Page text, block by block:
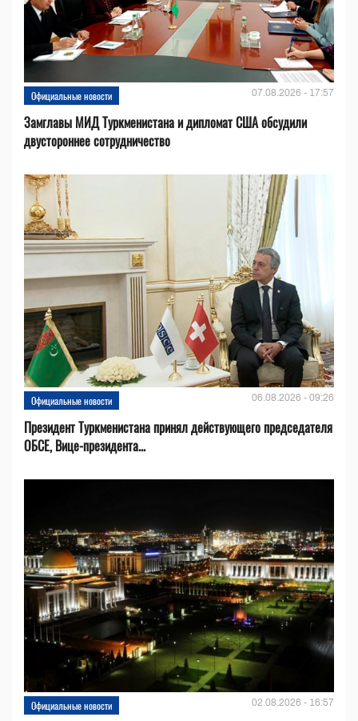
Официальные новости 07.08.2026 - 17:57
Замглавы МИД Туркменистана и дипломат США обсудили
двустороннее сотрудничество
Официальные новости 06.08.2026 - 09:26
Президент Туркменистана принял действующего председателя
ОБСЕ, Вице-президента...
Официальные новости 02.08.2026 - 16:57